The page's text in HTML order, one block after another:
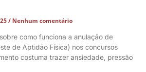
Nenhum comentário
como funciona a anulação de
de Aptidão Física) nos concursos
costuma trazer ansiedade, pressão